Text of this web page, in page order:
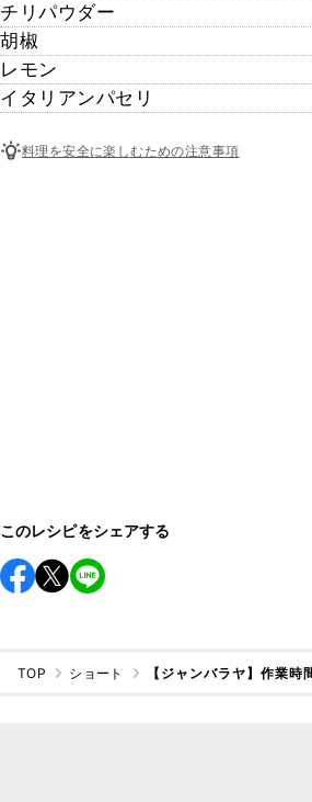
チリパウダー
胡椒
レモン
イタリアンパセリ
料理を安全に楽しむための注意事項
このレシピをシェアする
TOP ショート 【ジャンバラヤ】作業